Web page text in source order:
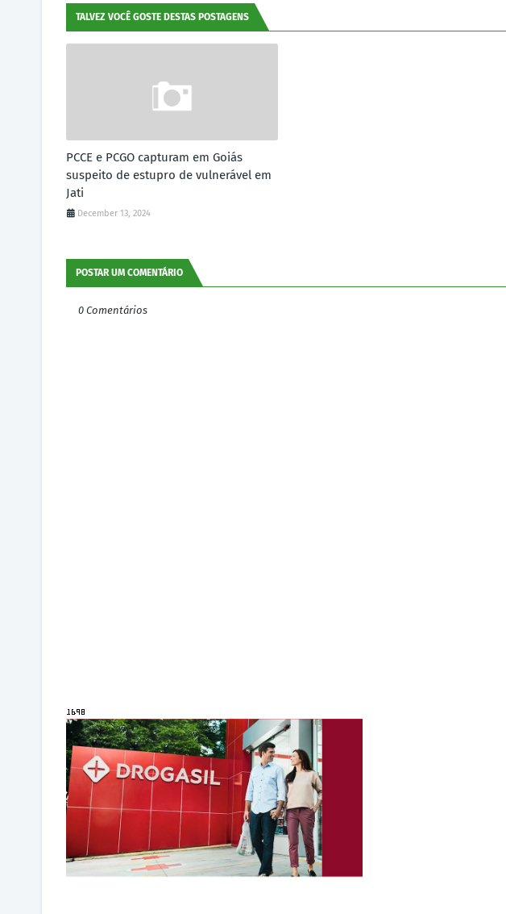
TALVEZ VOCÊ GOSTE DESTAS POSTAGENS
PCCE e PCGO capturam em Goiás
suspeito de estupro de vulnerável em
Jati
December 13, 2024
POSTAR UM COMENTÁRIO
0 Comentários